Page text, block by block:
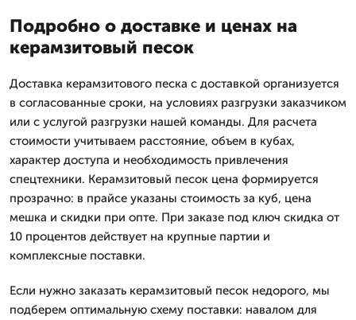
Подробно о доставке и ценах на
керамзитовый песок
Доставка керамзитового песка с доставкой организуется
в согласованные сроки, на условиях разгрузки заказчиком
или с услугой разгрузки нашей команды. Для расчета
стоимости учитываем расстояние, объем в кубах,
характер доступа и необходимость привлечения
спецтехники. Керамзитовый песок цена формируется
прозрачно: в прайсе указаны стоимость за куб, цена
мешка и скидки при опте. При заказе под ключ скидка от
10 процентов действует на крупные партии и
комплексные поставки.
Если нужно заказать керамзитовый песок недорого, мы
подберем оптимальную схему поставки: навалом для